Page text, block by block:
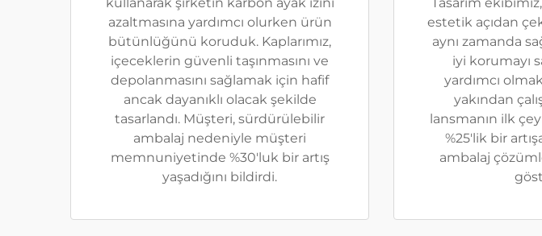
azaltmasına yardımcı olurken ürün
bütünlüğünü koruduk. Kaplarımız,
içeceklerin güvenli taşınmasını ve
depolanmasını sağlamak için hafif
ancak dayanıklı olacak şekilde
tasarlandı. Müşteri, sürdürülebilir
ambalaj nedeniyle müşteri
memnuniyetinde %30'luk bir artış
yaşadığını bildirdi.
estetik açıdan
aynı zamanda
iyi korumayı
yardımcı
yakından
lansmanın ilk
%25'lik bir
ambalaj